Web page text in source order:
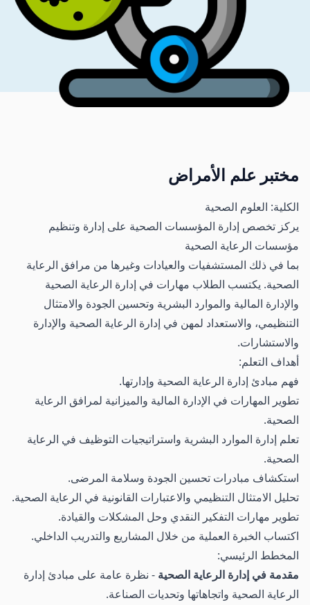
مختبر علم الأمراض
الكلية: العلوم الصحية
يركز تخصص إدارة المؤسسات الصحية على إدارة وتنظيم
مؤسسات الرعاية الصحية
بما في ذلك المستشفيات والعيادات وغيرها من مرافق الرعاية
الصحية. يكتسب الطلاب مهارات في إدارة الرعاية الصحية
والإدارة المالية والموارد البشرية وتحسين الجودة والامتثال
التنظيمي، والاستعداد لمهن في إدارة الرعاية الصحية والإدارة
والاستشارات.
أهداف التعلم:
فهم مبادئ إدارة الرعاية الصحية وإدارتها.
تطوير المهارات في الإدارة المالية والميزانية لمرافق الرعاية
الصحية.
تعلم إدارة الموارد البشرية واستراتيجيات التوظيف في الرعاية
الصحية.
استكشاف مبادرات تحسين الجودة وسلامة المرضى.
تحليل الامتثال التنظيمي والاعتبارات القانونية في الرعاية الصحية.
تطوير مهارات التفكير النقدي وحل المشكلات والقيادة.
اكتساب الخبرة العملية من خلال المشاريع والتدريب الداخلي.
المخطط الرئيسي:
مقدمة في إدارة الرعاية الصحية - نظرة عامة على مبادئ إدارة
الرعاية الصحية واتجاهاتها وتحديات الصناعة.